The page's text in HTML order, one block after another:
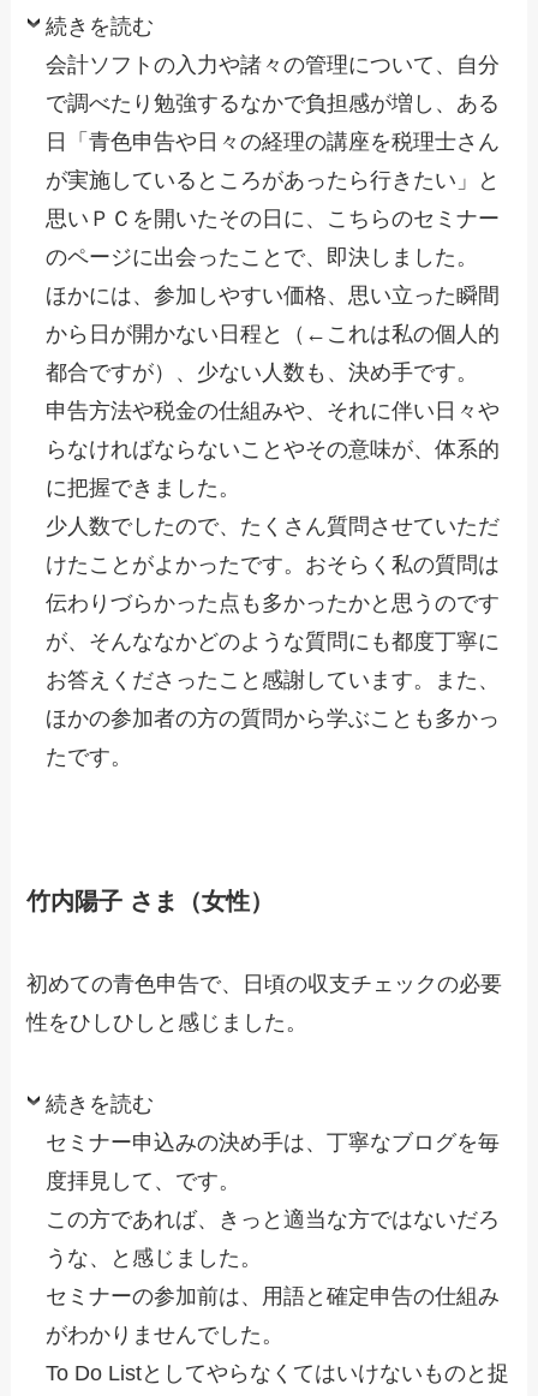
続きを読む
会計ソフトの入力や諸々の管理について、自分
で調べたり勉強するなかで負担感が増し、ある
日「青色申告や日々の経理の講座を税理士さん
が実施しているところがあったら行きたい」と
思いＰＣを開いたその日に、こちらのセミナー
のページに出会ったことで、即決しました。
ほかには、参加しやすい価格、思い立った瞬間
から日が開かない日程と（←これは私の個人的
都合ですが）、少ない人数も、決め手です。
申告方法や税金の仕組みや、それに伴い日々や
らなければならないことやその意味が、体系的
に把握できました。
少人数でしたので、たくさん質問させていただ
けたことがよかったです。おそらく私の質問は
伝わりづらかった点も多かったかと思うのです
が、そんななかどのような質問にも都度丁寧に
お答えくださったこと感謝しています。また、
ほかの参加者の方の質問から学ぶことも多かっ
たです。
竹内陽子 さま（女性）
初めての青色申告で、日頃の収支チェックの必要
性をひしひしと感じました。
続きを読む
セミナー申込みの決め手は、丁寧なブログを毎
度拝見して、です。
この方であれば、きっと適当な方ではないだろ
うな、と感じました。
セミナーの参加前は、用語と確定申告の仕組み
がわかりませんでした。
To Do Listとしてやらなくてはいけないものと捉